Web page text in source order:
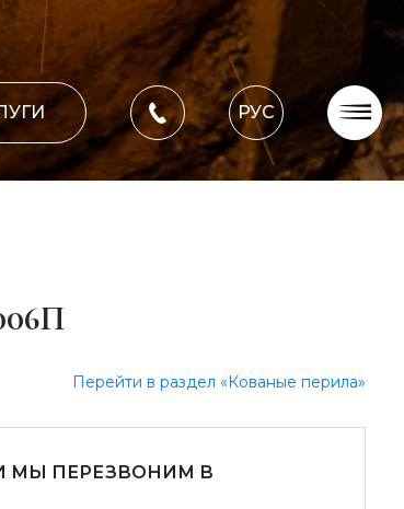
РУС
О компании
Перейти в раздел «Кованые перила»
МЫ ПЕРЕЗВОНИМ В